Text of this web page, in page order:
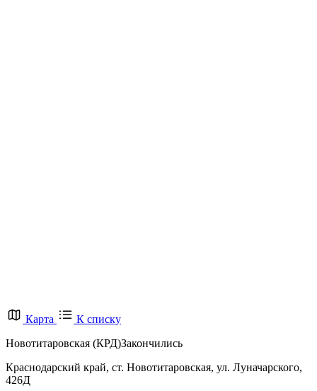
Карта
К списку
Новотитаровская (КРД)Закончились
Краснодарский край, ст. Новотитаровская, ул. Луначарского,
426Д